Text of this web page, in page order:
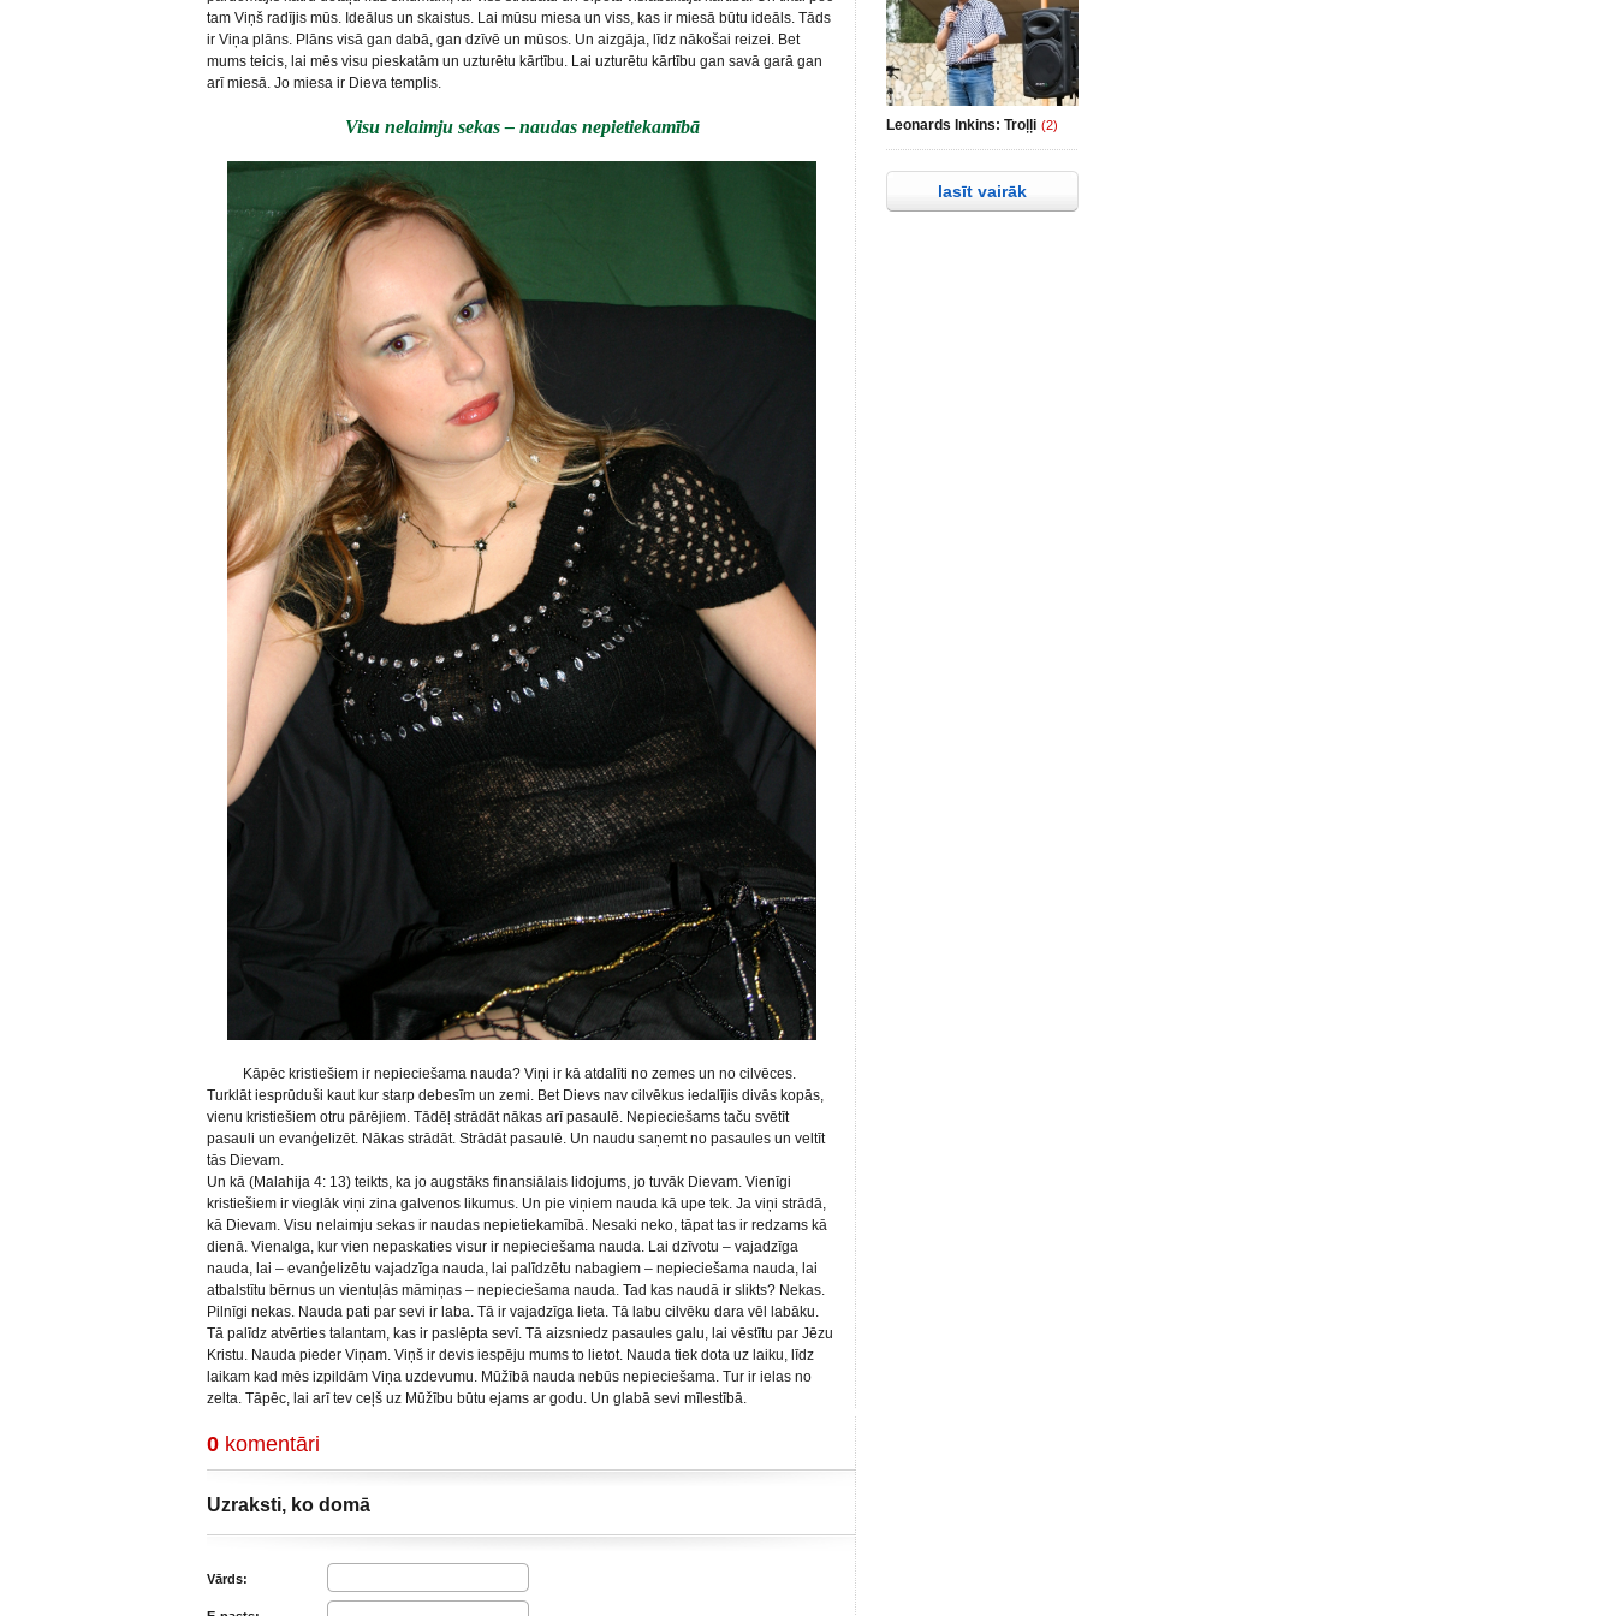
tam Viņš radījis mūs. Ideālus un skaistus. Lai mūsu miesa un viss, kas ir miesā būtu ideāls. Tāds
ir Viņa plāns. Plāns visā gan dabā, gan dzīvē un mūsos. Un aizgāja, līdz nākošai reizei. Bet
mums teicis, lai mēs visu pieskatām un uzturētu kārtību. Lai uzturētu kārtību gan savā garā gan
arī miesā. Jo miesa ir Dieva templis.
Visu nelaimju sekas – naudas nepietiekamībā
Kāpēc kristiešiem ir nepieciešama nauda? Viņi ir kā atdalīti no zemes un no cilvēces.
Turklāt iesprūduši kaut kur starp debesīm un zemi. Bet Dievs nav cilvēkus iedalījis divās kopās,
vienu kristiešiem otru pārējiem. Tādēļ strādāt nākas arī pasaulē. Nepieciešams taču svētīt
pasauli un evanģelizēt. Nākas strādāt. Strādāt pasaulē. Un naudu saņemt no pasaules un veltīt
tās Dievam.
Un kā (Malahija 4: 13) teikts, ka jo augstāks finansiālais lidojums, jo tuvāk Dievam. Vienīgi
kristiešiem ir vieglāk viņi zina galvenos likumus. Un pie viņiem nauda kā upe tek. Ja viņi strādā,
kā Dievam. Visu nelaimju sekas ir naudas nepietiekamībā. Nesaki neko, tāpat tas ir redzams kā
dienā. Vienalga, kur vien nepaskaties visur ir nepieciešama nauda. Lai dzīvotu – vajadzīga
nauda, lai – evanģelizētu vajadzīga nauda, lai palīdzētu nabagiem – nepieciešama nauda, lai
atbalstītu bērnus un vientuļās māmiņas – nepieciešama nauda. Tad kas naudā ir slikts? Nekas.
Pilnīgi nekas. Nauda pati par sevi ir laba. Tā ir vajadzīga lieta. Tā labu cilvēku dara vēl labāku.
Tā palīdz atvērties talantam, kas ir paslēpta sevī. Tā aizsniedz pasaules galu, lai vēstītu par Jēzu
Kristu. Nauda pieder Viņam. Viņš ir devis iespēju mums to lietot. Nauda tiek dota uz laiku, līdz
laikam kad mēs izpildām Viņa uzdevumu. Mūžībā nauda nebūs nepieciešama. Tur ir ielas no
zelta. Tāpēc, lai arī tev ceļš uz Mūžību būtu ejams ar godu. Un glabā sevi mīlestībā.
0 komentāri
Uzraksti, ko domā
Vārds:
Leonards Inkins: Troļļi (2)
lasīt vairāk